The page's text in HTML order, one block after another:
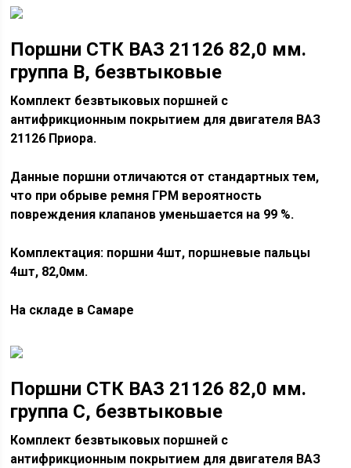
Поршни СТК ВАЗ 21126 82,0 мм.
группа В, безвтыковые
Комплект безвтыковых поршней с
антифрикционным покрытием для двигателя ВАЗ
21126 Приора.
Данные поршни отличаются от стандартных тем,
что при обрыве ремня ГРМ вероятность
повреждения клапанов уменьшается на 99 %.
Комплектация: поршни 4шт, поршневые пальцы
4шт, 82,0мм.
На складе в Самаре
Поршни СТК ВАЗ 21126 82,0 мм.
группа С, безвтыковые
Комплект безвтыковых поршней с
антифрикционным покрытием для двигателя ВАЗ